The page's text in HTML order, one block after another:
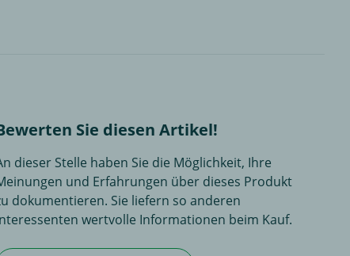
Sie diesen Artikel!
dieser Stelle haben Sie die Möglichkeit, Ihre
und Erfahrungen über dieses Produkt
dokumentieren. Sie liefern so anderen
wertvolle Informationen beim Kauf.